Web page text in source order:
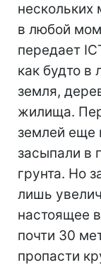
в любой
передает
как будто в
земля,
жилища.
землей еще
засыпали в
грунта. Но
лишь
настоящее
почти 30
пропасти